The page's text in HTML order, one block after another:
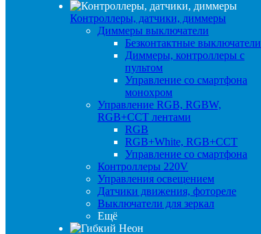
Контроллеры, датчики, диммеры
Диммеры выключатели
Безконтактные выключатели
Диммеры, контроллеры с
пультом
Управление со смартфона
монохром
Управление RGB, RGBW,
RGB+CCT лентами
RGB
RGB+White, RGB+CCT
Управление со смартфона
Контроллеры 220V
Управления освещением
Датчики движения, фотореле
Выключатели для зеркал
Ещё